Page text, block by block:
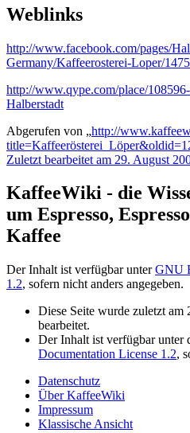
Weblinks
http://www.facebook.com/pages/
Germany/Kaffeerosterei-Loper/
http://www.qype.com/place/
Halberstadt
Abgerufen von „http://
Zuletzt bearbeitet am 29. August
KaffeeWiki - die
um Espresso,
Kaffee
Der Inhalt ist verfügbar unterGNU
1.2, sofern nicht anders angegeben.
Diese Seite wurde zuletzt
bearbeitet.
Der Inhalt ist verfügbar unter
Documentation License 1.2,
Datenschutz
Über KaffeeWiki
Impressum
Klassische Ansicht